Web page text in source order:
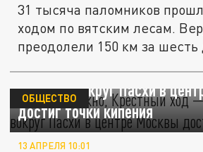
31 тысяча паломников
ходом по вятским лесам.
преодолели 150 км за шесть
Намазы можно, Крестный
скандал вокруг Пасхи в
достиг точки кипения
ОБЩЕСТВО
13 АПРЕЛЯ 10:01